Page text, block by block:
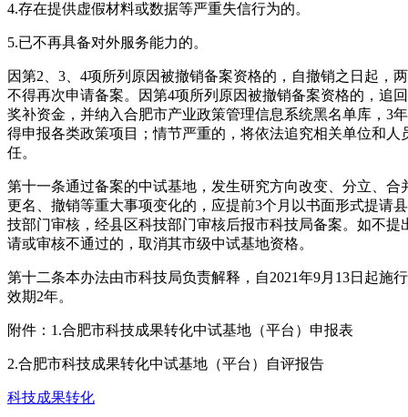
4.存在提供虚假材料或数据等严重失信行为的。
5.已不再具备对外服务能力的。
因第2、3、4项所列原因被撤销备案资格的，自撤销之日起，
不得再次申请备案。因第4项所列原因被撤销备案资格的，追
奖补资金，并纳入合肥市产业政策管理信息系统黑名单库，3
得申报各类政策项目；情节严重的，将依法追究相关单位和人
任。
第十一条通过备案的中试基地，发生研究方向改变、分立、合
更名、撤销等重大事项变化的，应提前3个月以书面形式提请
技部门审核，经县区科技部门审核后报市科技局备案。如不提
请或审核不通过的，取消其市级中试基地资格。
第十二条本办法由市科技局负责解释，自2021年9月13日起施
效期2年。
附件：1.合肥市科技成果转化中试基地（平台）申报表
2.合肥市科技成果转化中试基地（平台）自评报告
科技成果转化